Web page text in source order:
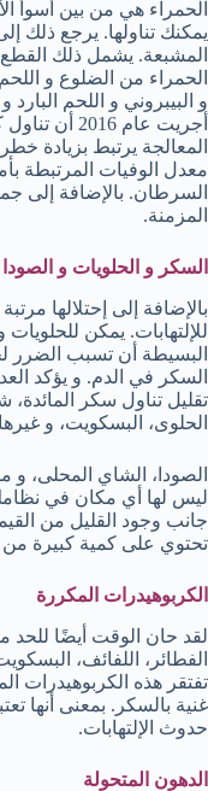
الحمراء هي من بين أسوأ
يمكنك تناولها. يرجع ذلك
المشبعة. يشمل ذلك القطع
الحمراء من الضلوع و
و البيبروني و اللحم
أجريت عام
المعالجة يرتبط بزيادة
معدل الوفيات المرتبطة
السرطان. بالإضافة إلى
المزمنة.
السكر و الحلويات و
بالإضافة إلى إحتلالها
للإلتهابات. يمكن
البسيطة أن تسبب الضرر
السكر في الدم. و يؤكد
تقليل تناول سكر المائدة،
الحلوى، البسكويت، و
الصودا، الشاي المحلى، و
ليس لها أي مكان في نظامك
جانب وجود القليل من
تحتوي على كمية كبيرة
الكربوهيدرات المكررة
لقد حان الوقت أيضًا للحد من
الفطائر، اللفائف،
تفتقر هذه الكربوهيدرات
غنية بالسكر. بمعنى أنها
حدوث الإلتهابات.
الدهون المتحولة